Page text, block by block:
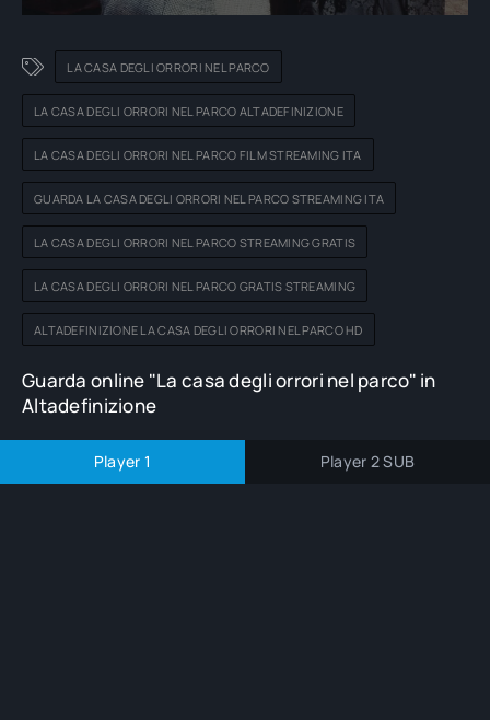
LA CASA DEGLI ORRORI NEL PARCO
LA CASA DEGLI ORRORI NEL PARCO ALTADEFINIZIONE
LA CASA DEGLI ORRORI NEL PARCO FILM STREAMING ITA
GUARDA LA CASA DEGLI ORRORI NEL PARCO STREAMING ITA
LA CASA DEGLI ORRORI NEL PARCO STREAMING GRATIS
LA CASA DEGLI ORRORI NEL PARCO GRATIS STREAMING
ALTADEFINIZIONE LA CASA DEGLI ORRORI NEL PARCO HD
Guarda online "La casa degli orrori nel parco" in
Altadefinizione
Player 1 Player 2 SUB